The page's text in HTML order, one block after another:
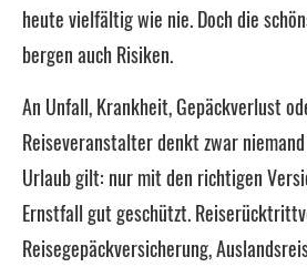
heute vielfältig wie nie. Doch die
bergen auch Risiken.
An Unfall, Krankheit, Gepäckverlust
Reiseveranstalter denkt zwar
Urlaub gilt: nur mit den richtigen
Ernstfall gut geschützt.
Reisegepäckversicherung,